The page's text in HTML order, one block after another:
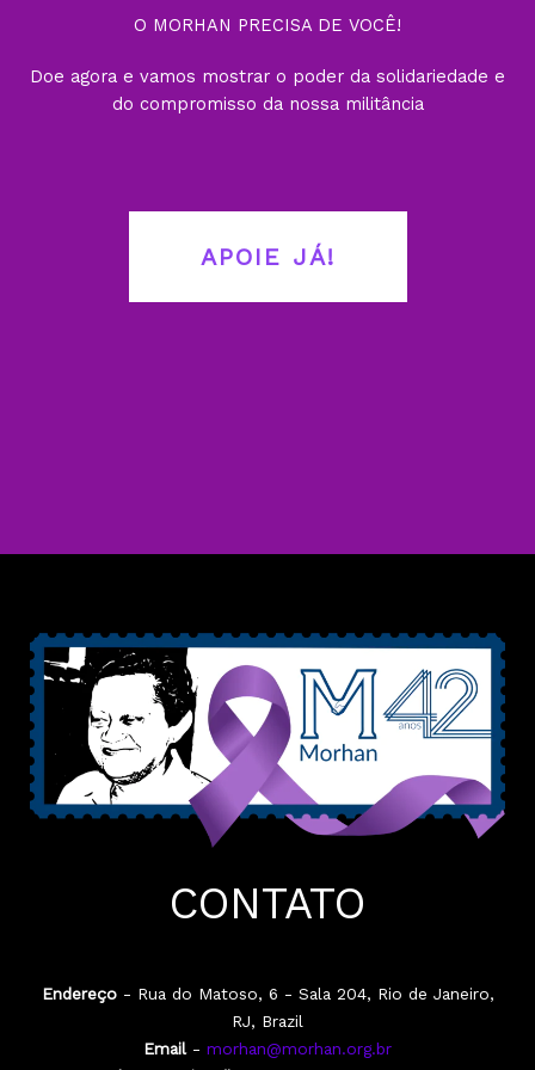
O MORHAN PRECISA DE VOCÊ!
Doe agora e vamos mostrar o poder da solidariedade e
do compromisso da nossa militância
APOIE JÁ!
CONTATO
Endereço- Rua do Matoso, 6 - Sala 204, Rio de Janeiro,
RJ, Brazil
Email- morhan@morhan.org.br